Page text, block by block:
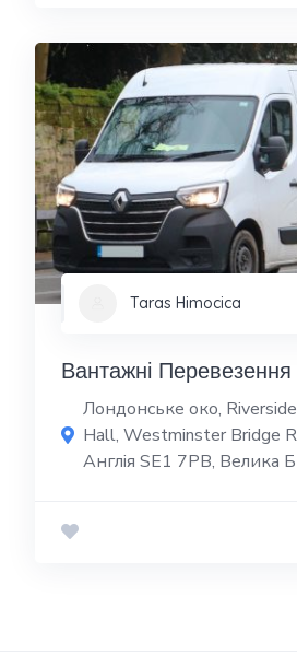
Taras Himocica
Вантажні Перевезення
Лондонське око,
Hall, Westminster Bridge
Англія SE1 7PB, Велика